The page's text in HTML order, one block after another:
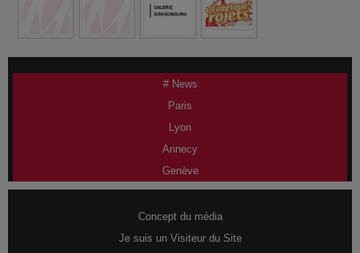
# News
Paris
Lyon
Annecy
Genève
Concept du média
Je suis un Visiteur du Site